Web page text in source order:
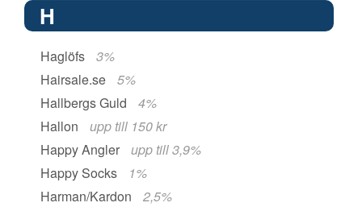
H
Haglöfs
3%
Hairsale.se
5%
Hallbergs Guld
4%
Hallon
upp till 150 kr
Happy Angler
upp till 3,9%
Happy Socks
1%
Harman/Kardon
2,5%